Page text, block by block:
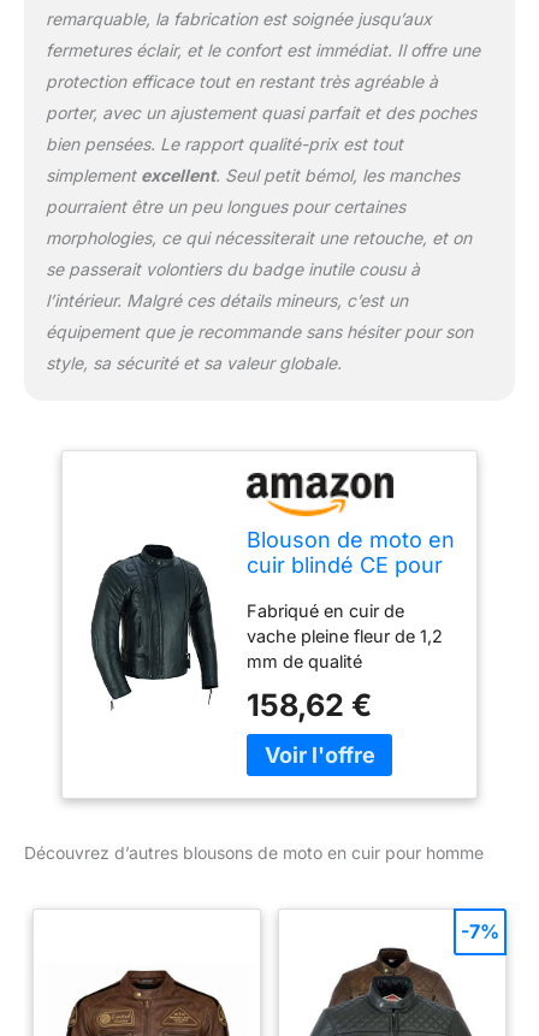
remarquable, la fabrication est soignée jusqu’aux
fermetures éclair, et le confort est immédiat. Il offre une
protection efficace tout en restant très agréable à
porter, avec un ajustement quasi parfait et des poches
bien pensées. Le rapport qualité-prix est tout
simplement excellent. Seul petit bémol, les manches
pourraient être un peu longues pour certaines
morphologies, ce qui nécessiterait une retouche, et on
se passerait volontiers du badge inutile cousu à
l’intérieur. Malgré ces détails mineurs, c’est un
équipement que je recommande sans hésiter pour son
style, sa sécurité et sa valeur globale.
Blouson de moto en
cuir blindé CE pour
Noir , XL
Fabriqué en cuir de
vache pleine fleur de 1,2
mm de qualité
amovibles certifiées CE.
Double fermeture éclair
YKK originale pour les
thermique. Passants
pour le réglage de la
de connexion pour
joindre le pantalon. Joli
design et finitions de
158,62 €
Découvrez d’autres blousons de moto en cuir pour homme
-7%